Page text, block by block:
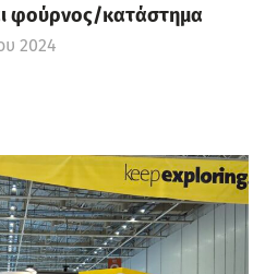
φούρνος/κατάστημα
2024